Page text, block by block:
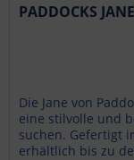
PADDOCKS
Die Jane von
eine stilvolle und
suchen. Gefertigt
erhältlich bis zu